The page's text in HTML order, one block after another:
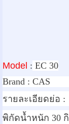
Model : EC 30
Brand : CAS
รายละเอียดย่อ :
พิกัดน้ำหนัก 30